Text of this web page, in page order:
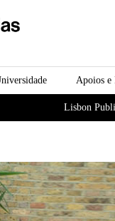
Apoios e
Lisbon